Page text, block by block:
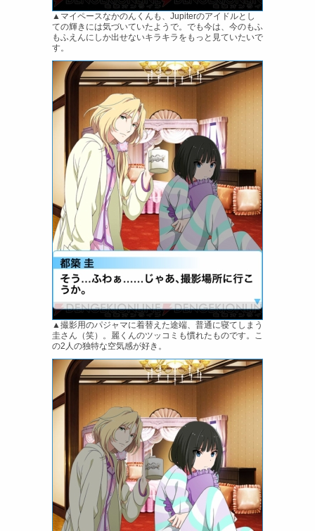
▲マイペースなかのんくんも、Jupiterのアイドルとし
ての輝きには気づいていたようで。でも今は、今のもふ
もふえんにしか出せないキラキラをもっと見ていたいで
す。
▲撮影用のパジャマに着替えた途端、普通に寝てしまう
圭さん（笑）。麗くんのツッコミも慣れたものです。こ
の2人の独特な空気感が好き。